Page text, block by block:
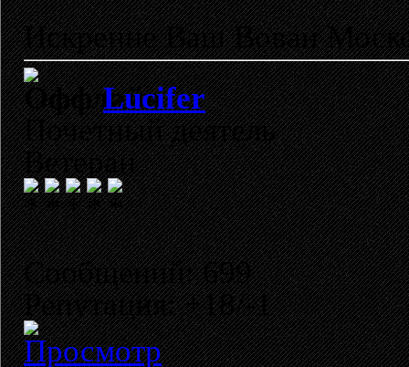
Искренне Ваш Вован
Lucifer
Почетный деятель
Ветеран
Сообщений: 699
Репутация: +18/-1